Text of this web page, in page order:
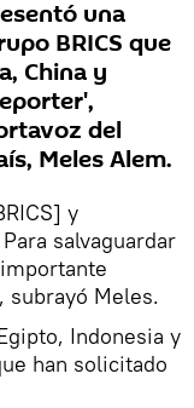
una
BRICS que
China y
del
Meles Alem.
y
salvaguardar
subrayó Meles.
Indonesia y
han solicitado